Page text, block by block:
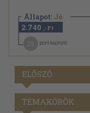
Állapot: Jó
2.740 ,-Ft
pont kapható
ELŐSZÓ
TÉMAKÖRÖK